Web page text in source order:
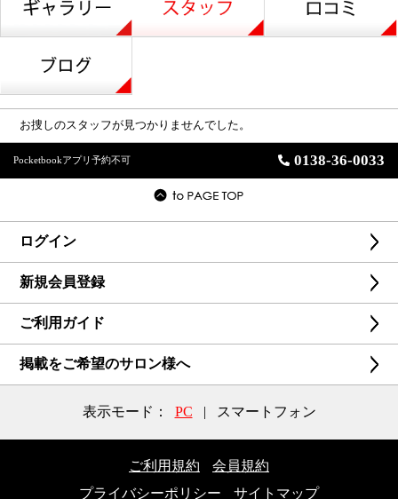
お捜しのスタッフが見つかりませんでした。
Pocketbookアプリ予約不可 0138-36-0033
ログイン
新規会員登録
ご利用ガイド
掲載をご希望のサロン様へ
表示モード： PC | スマートフォン
ご利用規約
会員規約
プライバシーポリシー
サイトマップ